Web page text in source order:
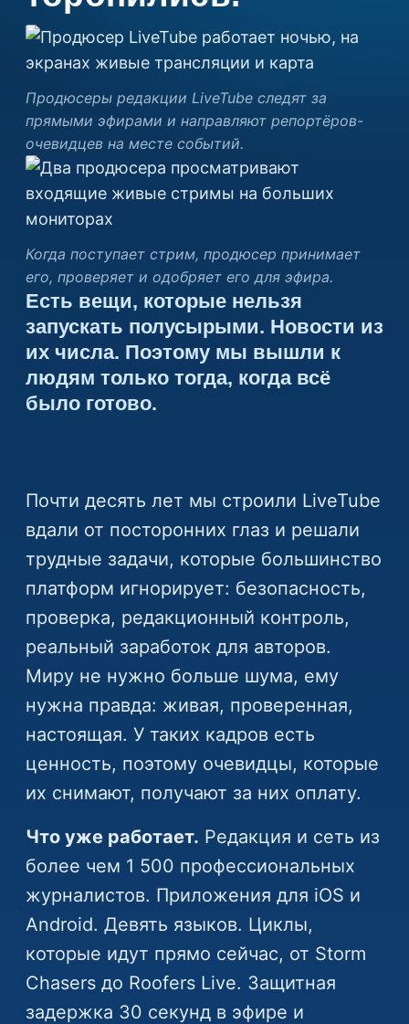
Почти десять лет мы строили LiveTube
вдали от посторонних глаз и решали
трудные задачи, которые большинство
платформ игнорирует: безопасность,
проверка, редакционный контроль,
реальный заработок для авторов.
Миру не нужно больше шума, ему
нужна правда: живая, проверенная,
настоящая. У таких кадров есть
ценность, поэтому очевидцы, которые
их снимают, получают за них оплату.
Что уже работает. Редакция и сеть из
более чем 1 500 профессиональных
журналистов. Приложения для iOS и
Android. Девять языков. Циклы,
которые идут прямо сейчас, от Storm
Chasers до Roofers Live. Защитная
задержка 30 секунд в эфире и
Продюсеры редакции LiveTube следят за
прямыми эфирами и направляют репортёров-
очевидцев на месте событий.
Когда поступает стрим, продюсер принимает
его, проверяет и одобряет его для эфира.
Есть вещи, которые нельзя
запускать полусырыми. Новости из
их числа. Поэтому мы вышли к
людям только тогда, когда всё
было готово.